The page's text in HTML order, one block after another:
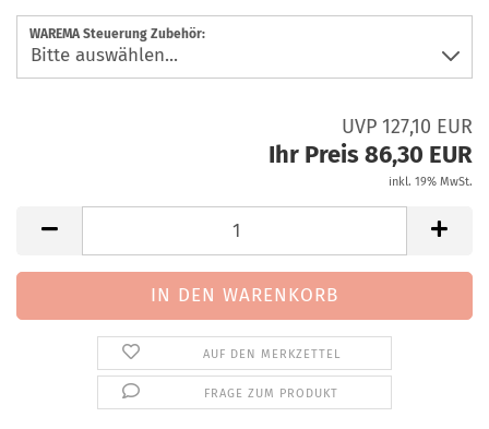
WAREMA Steuerung Zubehör:
UVP 127,10 EUR
Ihr Preis 86,30 EUR
inkl. 19% MwSt.
AUF DEN MERKZETTEL
FRAGE ZUM PRODUKT